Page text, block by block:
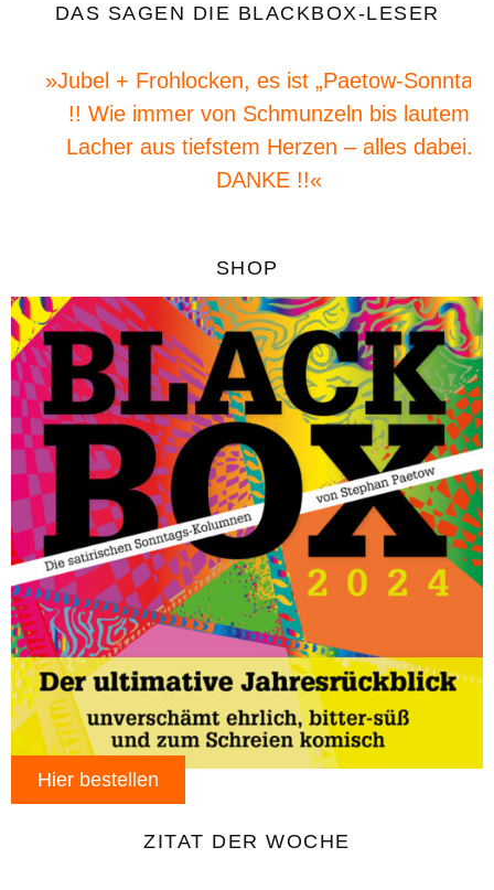
DAS SAGEN DIE BLACKBOX-LESER
»Jubel + Frohlocken, es ist „Paetow-Sonntag“
!! Wie immer von Schmunzeln bis lautem
Lacher aus tiefstem Herzen – alles dabei.
DANKE !!«
SHOP
Hier bestellen
ZITAT DER WOCHE